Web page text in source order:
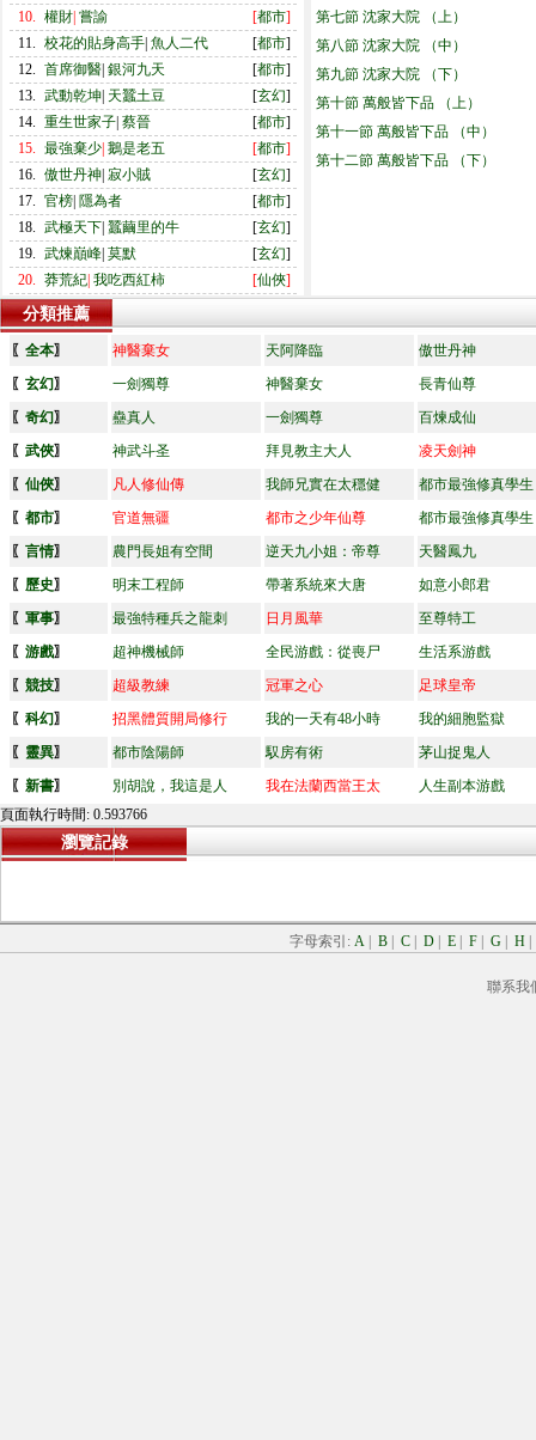
10. 權財 嘗諭 [都市]
11. 校花的貼身高手 魚人二代 [都市]
12. 首席御醫 銀河九天 [都市]
13. 武動乾坤 天蠶土豆 [玄幻]
14. 重生世家子 蔡晉 [都市]
15. 最強棄少 鵝是老五 [都市]
16. 傲世丹神 寂小賊 [玄幻]
17. 官榜 隱為者 [都市]
18. 武極天下 蠶繭里的牛 [玄幻]
19. 武煉巔峰 莫默 [玄幻]
20. 莽荒紀 我吃西紅柿 [仙俠]
第七節 沈家大院 （上）
第八節 沈家大院 （中）
第九節 沈家大院 （下）
第十節 萬般皆下品 （上）
第十一節 萬般皆下品 （中）
第十二節 萬般皆下品 （下）
分類推薦
〖 全本〗 神醫棄女 天阿降臨
傲世丹神
〖 玄幻〗 一劍獨尊 神醫棄女
長青仙尊
〖 奇幻〗 蠱真人 一劍獨尊
百煉成仙
〖 武俠〗 神武斗圣 拜見教主大人
凌天劍神
〖 仙俠〗 凡人修仙傳 我師兄實在太穩健
都市最強修真學生
〖 都市〗 官道無疆 都市之少年仙尊
都市最強修真學生
〖 言情〗 農門長姐有空間 逆天九小姐：帝尊
天醫鳳九
〖 歷史〗 明末工程師 帶著系統來大唐
如意小郎君
〖 軍事〗 最強特種兵之龍刺 日月風華
至尊特工
〖 游戲〗 超神機械師 全民游戲：從喪尸
生活系游戲
〖 競技〗 超級教練 冠軍之心
足球皇帝
〖 科幻〗 招黑體質開局修行 我的一天有48小時
我的細胞監獄
〖 靈異〗 都市陰陽師 馭房有術
茅山捉鬼人
〖 新書〗 別胡說，我這是人 我在法蘭西當王太
人生副本游戲
頁面執行時間: 0.593766
瀏覽記錄
字母索引: A B C D E F G H
聯系我